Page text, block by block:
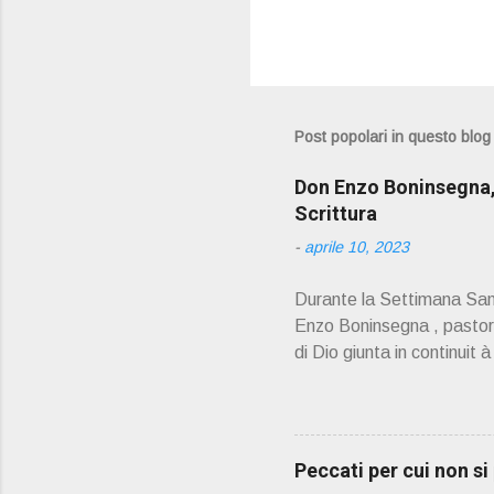
Post popolari in questo blog
Don Enzo
Scrittura
- aprile 10, 2023
Durante la Settimana
Enzo Boninsegna ,
di Dio giunta in continuit
scelto come
PRESENTAZIONE" D
045 8201679 – Cell.
prete, ho letto un
Peccati per cui non